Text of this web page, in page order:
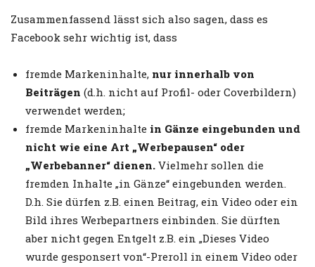
Zusammenfassend lässt sich also sagen, dass es
Facebook sehr wichtig ist, dass
fremde Markeninhalte, nur innerhalb von
Beiträgen (d.h. nicht auf Profil- oder Coverbildern)
verwendet werden;
fremde Markeninhalte in Gänze eingebunden und
nicht wie eine Art „Werbepausen“ oder
„Werbebanner“ dienen. Vielmehr sollen die
fremden Inhalte „in Gänze“ eingebunden werden.
D.h. Sie dürfen z.B. einen Beitrag, ein Video oder ein
Bild ihres Werbepartners einbinden. Sie dürften
aber nicht gegen Entgelt z.B. ein „Dieses Video
wurde gesponsert von“-Preroll in einem Video oder